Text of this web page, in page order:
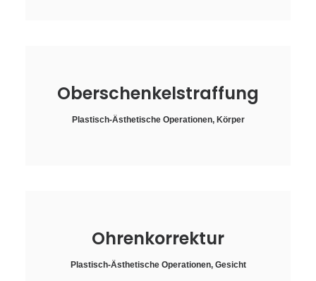
Oberschenkelstraffung
Plastisch-Ästhetische Operationen, Körper
Ohrenkorrektur
Plastisch-Ästhetische Operationen, Gesicht